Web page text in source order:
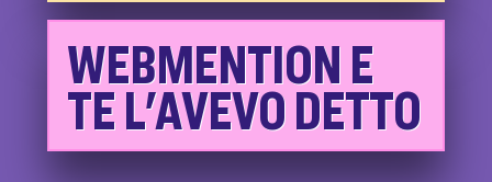
WEBMENTION E
TE L'AVEVO DETTO